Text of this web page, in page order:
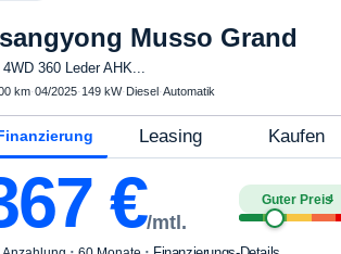
Musso Grand
4WD 360 Leder AHK...
km·04/2025· 149 kW· Diesel ·Automatik
Leasing Kaufen
€/mtl.
Guter Preis4